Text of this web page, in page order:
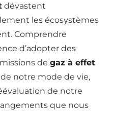
dévastent
les écosystèmes
Comprendre
d’adopter des
de gaz à effet
notre mode de vie,
de notre
que nous